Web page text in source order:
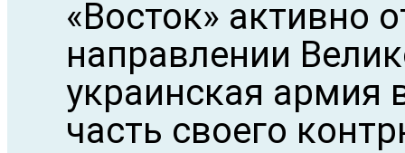
«Восток» активно
направлении
украинская армия
часть своего